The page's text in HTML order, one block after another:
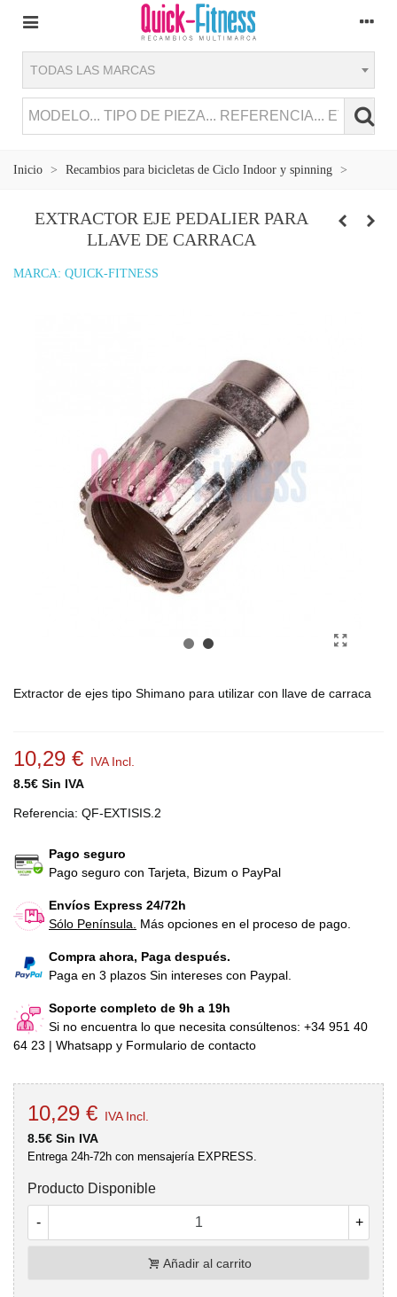
TODAS LAS MARCAS
Inicio > Recambios para bicicletas de Ciclo Indoor y spinning >
EXTRACTOR EJE PEDALIER PARA
LLAVE DE CARRACA
MARCA: QUICK-FITNESS
Extractor de ejes tipo Shimano para utilizar con llave de carraca
10,29 € IVA Incl.
8.5€ Sin IVA
Referencia: QF-EXTISIS.2
Pago seguro
Pago seguro con Tarjeta, Bizum o PayPal
Envíos Express 24/72h
Sólo Península.
Más opciones en el proceso de pago.
Compra ahora, Paga después.
Paga en 3 plazos Sin intereses con Paypal.
Soporte completo de 9h a 19h
Si no encuentra lo que necesita consúltenos: +34 951 40
64 23 | Whatsapp y Formulario de contacto
10,29 € IVA Incl.
8.5€ Sin IVA
Entrega 24h-72h con mensajería EXPRESS.
Producto Disponible
- +
Añadir al carrito